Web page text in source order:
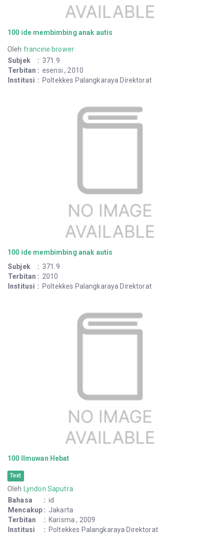
100 ide membimbing anak autis
Oleh francine brower
Subjek
: 371.9
Terbitan : esensi , 2010
Institusi : Poltekkes Palangkaraya Direktorat
100 ide membimbing anak autis
Subjek
: 371.9
Terbitan : 2010
Institusi : Poltekkes Palangkaraya Direktorat
100 Ilmuwan Hebat
Text
Oleh Lyndon Saputra
Bahasa
: id
Mencakup : Jakarta
Terbitan
: Karisma , 2009
Institusi
: Poltekkes Palangkaraya Direktorat